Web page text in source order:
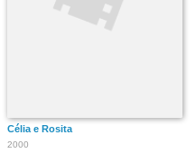
Célia e Rosita
2000